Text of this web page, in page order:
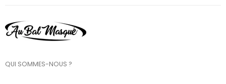
QUI SOMMES-NOUS ?